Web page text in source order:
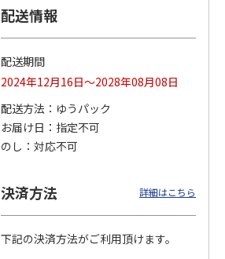
ペット線香 虹のか
なた フルーティフ
ローラルの香り
590円
(送料別・税込)
えBOX とりささ…
380円
(送料別・税込)
配送情報
配送期間
2024年12月16日～2028年08月08日
配送方法
ゆうパック
お届け日
指定不可
のし
対応不可
決済方法 詳細はこちら
下記の決済方法がご利用頂けます。